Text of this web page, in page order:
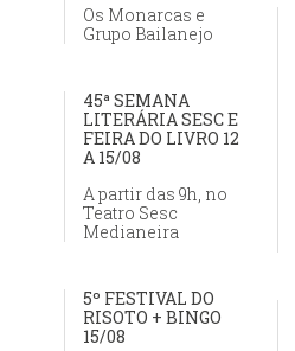
Os Monarcas e
Grupo Bailanejo
45ª SEMANA
LITERÁRIA SESC E
FEIRA DO LIVRO 12
A 15/08
A partir das 9h, no
Teatro Sesc
Medianeira
5º FESTIVAL DO
RISOTO + BINGO
15/08